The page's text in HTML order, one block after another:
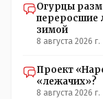
Огурцы
переросшие
зимой
8 августа 2026 г.
Проект
«лежачих»?
8 августа 2026 г.